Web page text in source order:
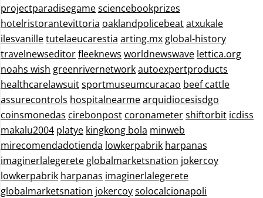
projectparadisegamesciencebookprizes
hotelristorantevittoria oaklandpolicebeatatxukale
ilesvanilletutelaeucarestia arting.mx global-history
travelnewseditorfleeknews worldnewswave lettica.org
noahs wish greenrivernetworkautoexpertproducts
healthcarelawsuitsportmuseumcuracao beef cattle
assurecontrols hospitalnearmearquidiocesisdgo
coinsmonedas cirebonpost coronametershiftorbit icdiss
makalu2004 platye kingkong bola minweb
mirecomendadotienda lowkerpabrik harpanas
imaginerlalegerete globalmarketsnation jokercoy
lowkerpabrik harpanas imaginerlalegerete
globalmarketsnation jokercoysolocalcionapoli